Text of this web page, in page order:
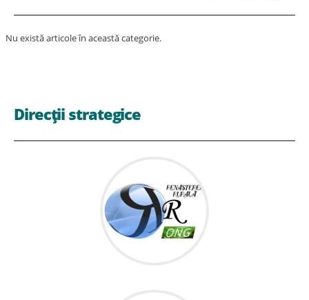
Nu există articole în această categorie.
Direcții strategice